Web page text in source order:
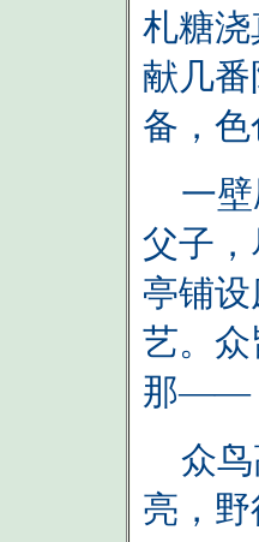
札糖
献几
备，色
一壁
父子
亭铺
艺。
那——
众鸟
亮，野